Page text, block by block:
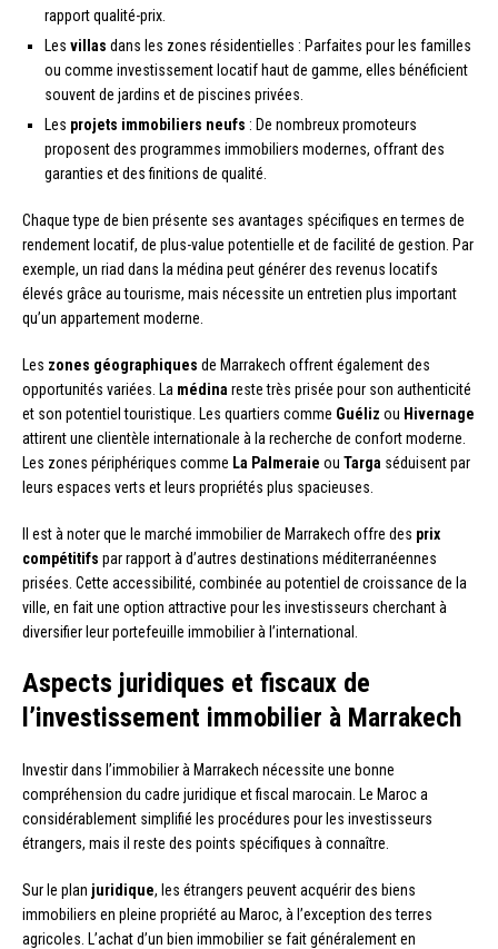
rapport qualité-prix.
Les villas dans les zones résidentielles : Parfaites pour les familles
ou comme investissement locatif haut de gamme, elles bénéficient
souvent de jardins et de piscines privées.
Les projets immobiliers neufs : De nombreux promoteurs
proposent des programmes immobiliers modernes, offrant des
garanties et des finitions de qualité.
Chaque type de bien présente ses avantages spécifiques en termes de
rendement locatif, de plus-value potentielle et de facilité de gestion. Par
exemple, un riad dans la médina peut générer des revenus locatifs
élevés grâce au tourisme, mais nécessite un entretien plus important
qu’un appartement moderne.
Les zones géographiques de Marrakech offrent également des
opportunités variées. La médina reste très prisée pour son authenticité
et son potentiel touristique. Les quartiers comme Guéliz ou Hivernage
attirent une clientèle internationale à la recherche de confort moderne.
Les zones périphériques comme La Palmeraie ou Targa séduisent par
leurs espaces verts et leurs propriétés plus spacieuses.
Il est à noter que le marché immobilier de Marrakech offre des prix
compétitifs par rapport à d’autres destinations méditerranéennes
prisées. Cette accessibilité, combinée au potentiel de croissance de la
ville, en fait une option attractive pour les investisseurs cherchant à
diversifier leur portefeuille immobilier à l’international.
Aspects juridiques et fiscaux de
l’investissement immobilier à Marrakech
Investir dans l’immobilier à Marrakech nécessite une bonne
compréhension du cadre juridique et fiscal marocain. Le Maroc a
considérablement simplifié les procédures pour les investisseurs
étrangers, mais il reste des points spécifiques à connaître.
Sur le plan juridique, les étrangers peuvent acquérir des biens
immobiliers en pleine propriété au Maroc, à l’exception des terres
agricoles. L’achat d’un bien immobilier se fait généralement en